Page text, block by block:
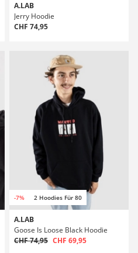
A.LAB
Jerry Hoodie
CHF 74,95
-7% 2 Hoodies Für 80
A.LAB
Goose Is Loose Black Hoodie
CHF 74,95 CHF 69,95